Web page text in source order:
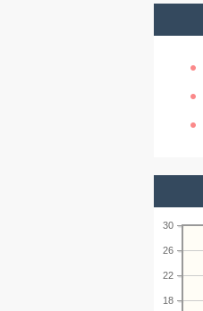
18
22
26
30